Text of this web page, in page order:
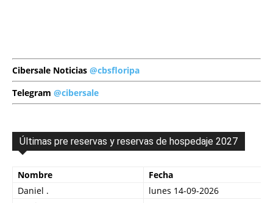
Cibersale Noticias @cbsfloripa
Telegram @cibersale
Últimas pre reservas y reservas de hospedaje 2027
Nombre
Fecha
Daniel .
lunes 14-09-2026